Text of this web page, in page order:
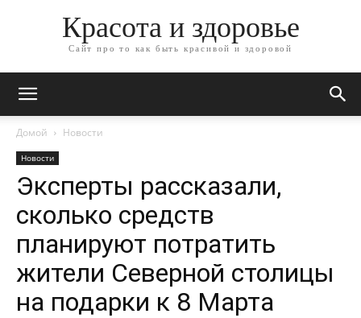
Красота и здоровье
Сайт про то как быть красивой и здоровой
Домой Новости
Новости
Эксперты рассказали,
сколько средств
планируют потратить
жители Северной столицы
на подарки к 8 Марта